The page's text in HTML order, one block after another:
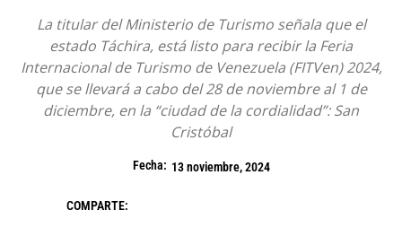
La titular del Ministerio de Turismo señala que el
estado Táchira, está listo para recibir la Feria
Internacional de Turismo de Venezuela (FITVen) 2024,
que se llevará a cabo del 28 de noviembre al 1 de
diciembre, en la “ciudad de la cordialidad”: San
Cristóbal
Fecha: 13 noviembre, 2024
COMPARTE: